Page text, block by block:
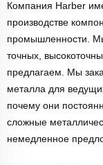
Компания Harber
производстве
промышленности.
точных,
предлагаем. Мы
металла для
почему они
сложные
немедленное